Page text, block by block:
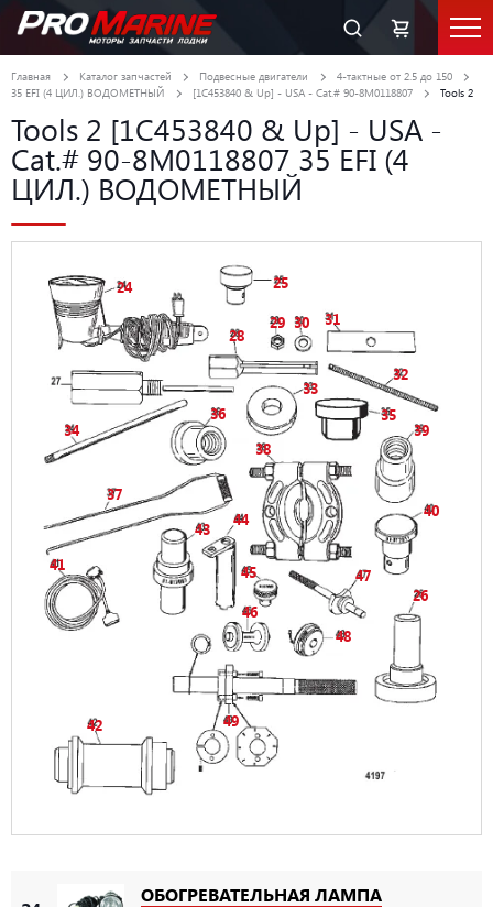
Главная Каталог запчастей Подвесные двигатели
4-тактные от 2.5 до 150
35 EFI (4 ЦИЛ.) ВОДОМЕТНЫЙ
[1C453840 & Up] - USA - Cat.# 90-8M0118807 Tools 2
Tools 2 [1C453840 & Up] - USA -
Cat.# 90-8M0118807 35 EFI (4
ЦИЛ.) ВОДОМЕТНЫЙ
24 25
26
28
29 30 31
32
33
34
35
36
37
38
39
40
41
42
43
44
45
46
47
48
49
ОБОГРЕВАТЕЛЬНАЯ ЛАМПА